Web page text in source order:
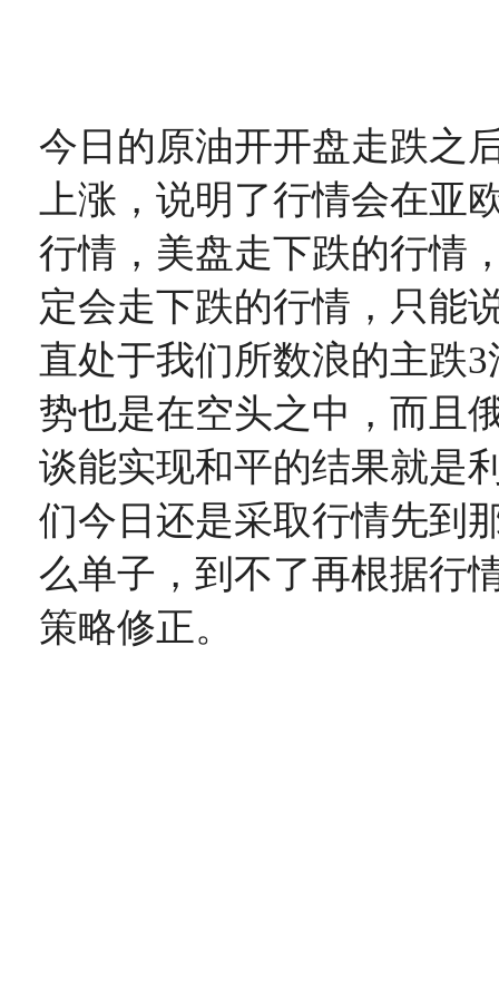
今日的原油开开盘走跌之
上涨，说明了行情会在亚
行情，美盘走下跌的行情
定会走下跌的行情，只能
直处于我们所数浪的主跌
势也是在空头之中，而且
谈能实现和平的结果就是
们今日还是采取行情先到
么单子，到不了再根据行
策略修正。